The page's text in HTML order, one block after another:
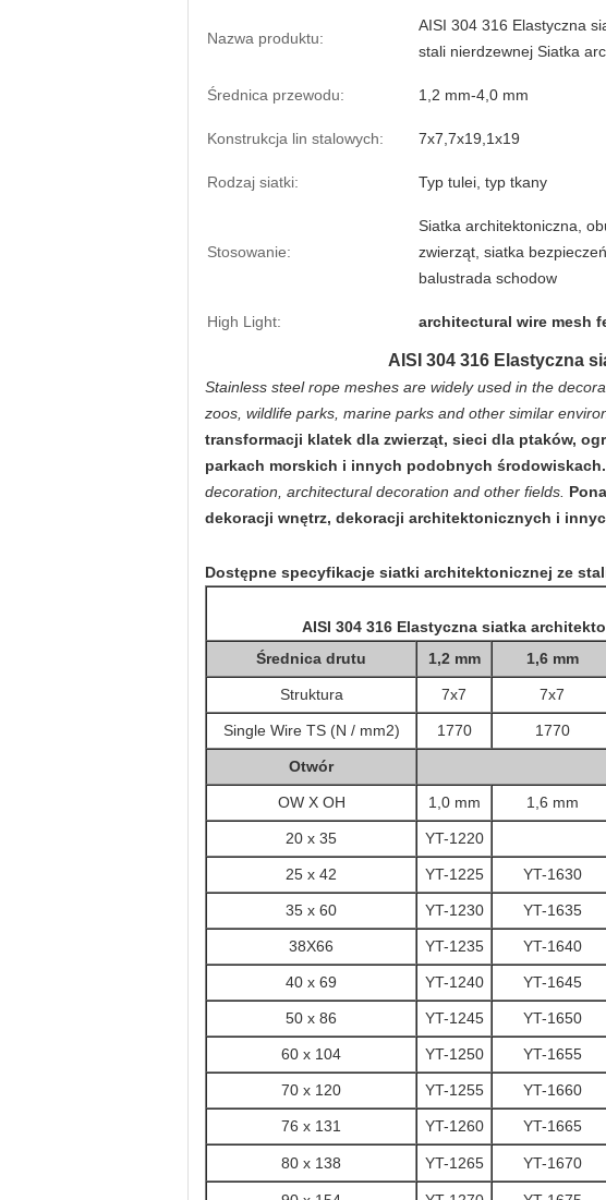
Nazwa produktu:
AISI 304 316 Elastyczna
stali nierdzewnej Siatka
Średnica przewodu: 1,2 mm-4,0 mm
Konstrukcja lin stalowych: 7x7,7x19,1x19
Rodzaj siatki: Typ tulei, typ tkany
Stosowanie:
Siatka architektoniczna,
zwierząt, siatka
balustrada schodow
High Light: architectural wire mesh
AISI 304 316 Elastyczna
Stainless steel rope meshes are widely used in the
zoos, wildlife parks, marine parks and other similar
transformacji klatek dla zwierząt, sieci dla ptaków,
parkach morskich i innych podobnych środowiskach.
decoration, architectural decoration and other fields.
dekoracji wnętrz, dekoracji architektonicznych i
Dostępne specyfikacje siatki architektonicznej ze
AISI 304 316 Elastyczna siatka
Średnica drutu
1,2 mm 1,6 mm
Struktura 7x7 7x7
Single Wire TS (N / mm2) 1770 1770
Otwór
OW X OH 1,0 mm 1,6 mm
20 x 35 YT-1220
25 x 42 YT-1225 YT-1630
35 x 60 YT-1230 YT-1635
38X66 YT-1235 YT-1640
40 x 69 YT-1240 YT-1645
50 x 86 YT-1245 YT-1650
60 x 104 YT-1250 YT-1655
70 x 120 YT-1255 YT-1660
76 x 131 YT-1260 YT-1665
80 x 138 YT-1265 YT-1670